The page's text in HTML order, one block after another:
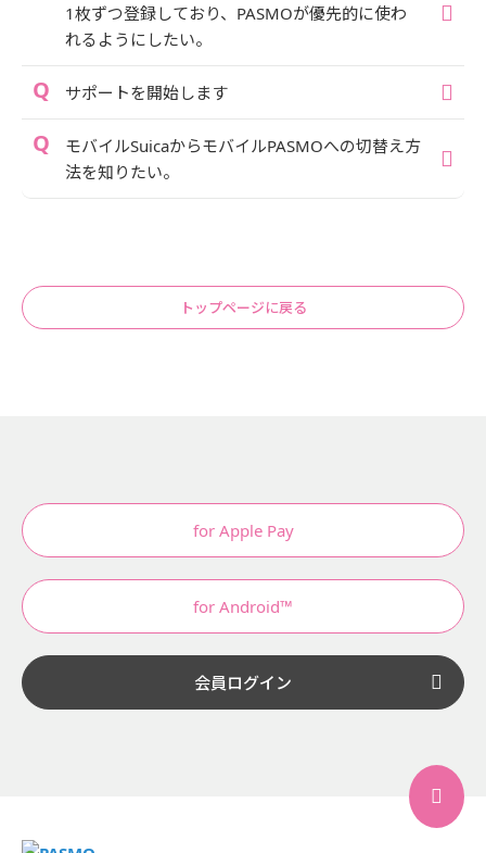
1枚ずつ登録しており、PASMOが優先的に使わ
れるようにしたい。
サポートを開始します
モバイルSuicaからモバイルPASMOへの切替え方
法を知りたい。
トップページに戻る
for Apple Pay
for Android™
会員ログイン